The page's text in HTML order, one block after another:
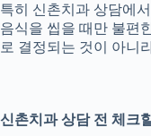
특히 신촌치과 상담에
음식을 씹을 때만 불편
로 결정되는 것이 아니
신촌치과 상담 전 체크